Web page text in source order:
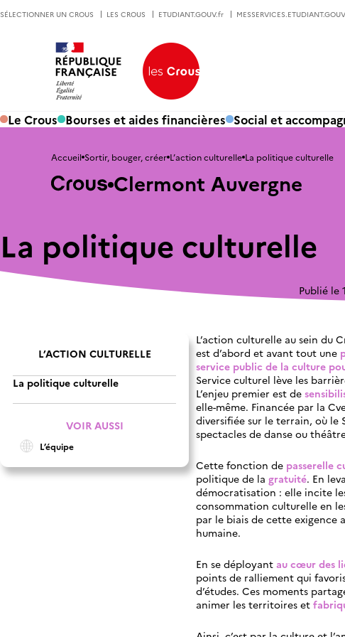
SÉLECTIONNER UN CROUS LES CROUS ETUDIANT.GOUV.fr
Le Crous Bourses et aides financières Social et
Accueil Sortir, bouger, créer L’action culturelle La politique culturelle
Clermont Auvergne
La politique culturelle
Publié le
L’ACTION CULTURELLE
La politique culturelle
VOIR AUSSI
L’équipe
L’action culturelle au sein du
est d’abord et avant tout une
service public de la culture
Service culturel lève les
L’enjeu premier est de
elle-même. Financée par la
diversifiée sur le terrain, où le
spectacles de danse ou
Cette fonction de passerelle
politique de la gratuité. En
démocratisation : elle incite
consommation culturelle en
par le biais de cette exigence
humaine.
En se déployant au cœur des
points de ralliement qui
d’études. Ces moments
animer les territoires et